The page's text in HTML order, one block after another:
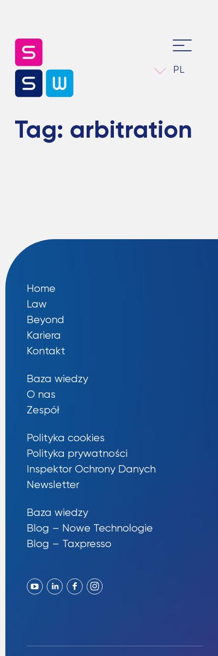
Szukaj:
PL
Tag: arbitration
Home
Law
Beyond
Kariera
Kontakt
Baza wiedzy
O nas
Zespół
Polityka cookies
Polityka prywatności
Inspektor Ochrony Danych
Newsletter
Baza wiedzy
Blog – Nowe Technologie
Blog – Taxpresso